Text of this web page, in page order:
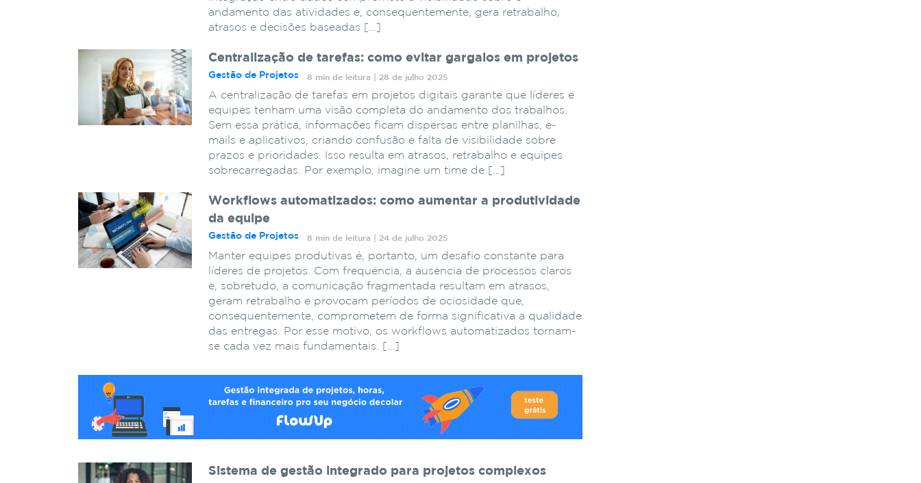
andamento das atividades e, consequentemente, gera retrabalho,
atrasos e decisões baseadas […]
Centralização de tarefas: como evitar gargalos em projetos
Gestão de Projetos 8 min de leitura | 28 de julho 2025
A centralização de tarefas em projetos digitais garante que líderes e
equipes tenham uma visão completa do andamento dos trabalhos.
Sem essa prática, informações ficam dispersas entre planilhas, e-
mails e aplicativos, criando confusão e falta de visibilidade sobre
prazos e prioridades. Isso resulta em atrasos, retrabalho e equipes
sobrecarregadas. Por exemplo, imagine um time de […]
Workflows automatizados: como aumentar a produtividade
da equipe
Gestão de Projetos 8 min de leitura | 24 de julho 2025
Manter equipes produtivas é, portanto, um desafio constante para
líderes de projetos. Com frequência, a ausência de processos claros
e, sobretudo, a comunicação fragmentada resultam em atrasos,
geram retrabalho e provocam períodos de ociosidade que,
consequentemente, comprometem de forma significativa a qualidade
das entregas. Por esse motivo, os workflows automatizados tornam-
se cada vez mais fundamentais. […]
Sistema de gestão integrado para projetos complexos